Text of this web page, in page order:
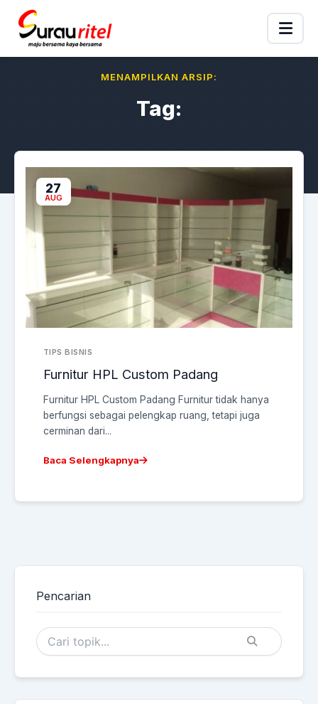
MENAMPILKAN ARSIP:
Tag:
27
AUG
TIPS BISNIS
Furnitur HPL Custom Padang
Furnitur HPL Custom Padang Furnitur tidak hanya
berfungsi sebagai pelengkap ruang, tetapi juga
cerminan dari...
Baca Selengkapnya
Pencarian